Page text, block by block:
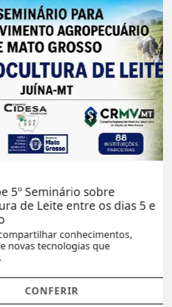
Seminário sobre
de Leite entre os dias 5 e
conhecimentos,
tecnologias que
CONFERIR